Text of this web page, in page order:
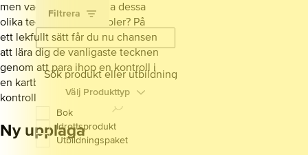
men vad betyder nu alla dessa
olika tecken och symboler? På
ett lekfullt sätt får du nu chansen
att lära dig de vanligaste tecknen
genom att para ihop en kontroll i
en kartbild med en
kontrollbeskrivning.
Ny upplaga
Filtrera
Sök produkt eller utbildning
Välj Produkttyp
Bok
Idrottsprodukt
Utbildningspaket